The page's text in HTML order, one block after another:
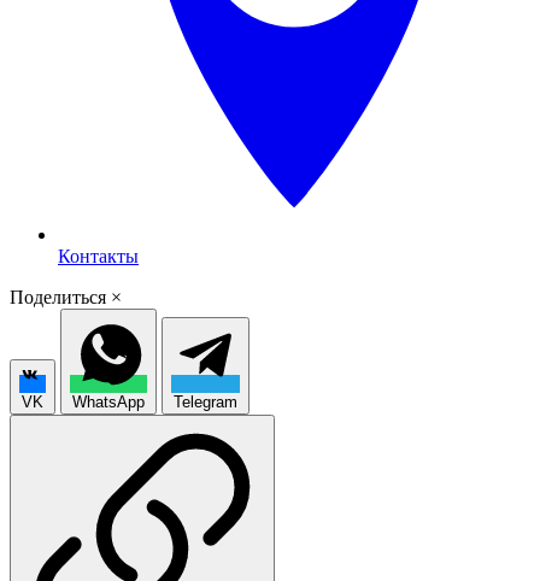
Контакты
Поделиться ×
VK WhatsApp Telegram